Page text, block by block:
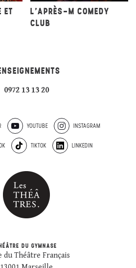
ET
L’APRÈS-M COMEDY
CLUB
0972 13 13 20
YOUTUBE INSTAGRAM
TIKTOK LINKEDIN
DU GYMNASE
du Théâtre Français